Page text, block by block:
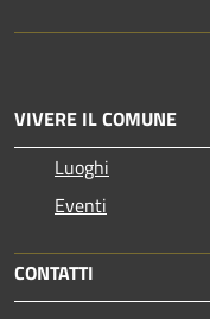
VIVERE IL COMUNE
Luoghi
Eventi
CONTATTI